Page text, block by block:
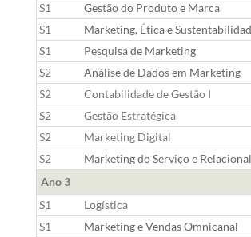
S1
Gestão do Produto e Marca
S1
Marketing, Ética e
S1
Pesquisa de Marketing
S2
Análise de Dados em Marketing
S2
Contabilidade de Gestão I
S2
Gestão Estratégica
S2
Marketing Digital
S2
Marketing do Serviço e Relacional
Ano 3
S1
Logística
S1
Marketing e Vendas Omnicanal